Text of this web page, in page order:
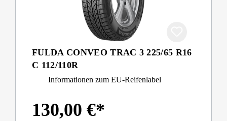
FULDA CONVEO TRAC 3 225/65 R16
C 112/110R
Informationen zum EU-Reifenlabel
130,00 €*